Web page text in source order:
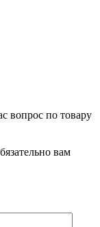
вопрос по товару
вам